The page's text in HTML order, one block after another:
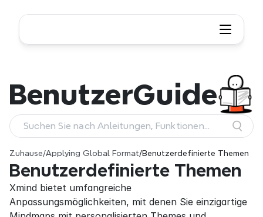
Zuhause/Applying Global Format/Benutzerdefinierte Themen
Benutzerdefinierte Themen
Xmind bietet umfangreiche
Anpassungsmöglichkeiten, mit denen Sie einzigartige
BenutzerGuide
Suchen Sie nach Anleitungen, Funktionen
und Workflows